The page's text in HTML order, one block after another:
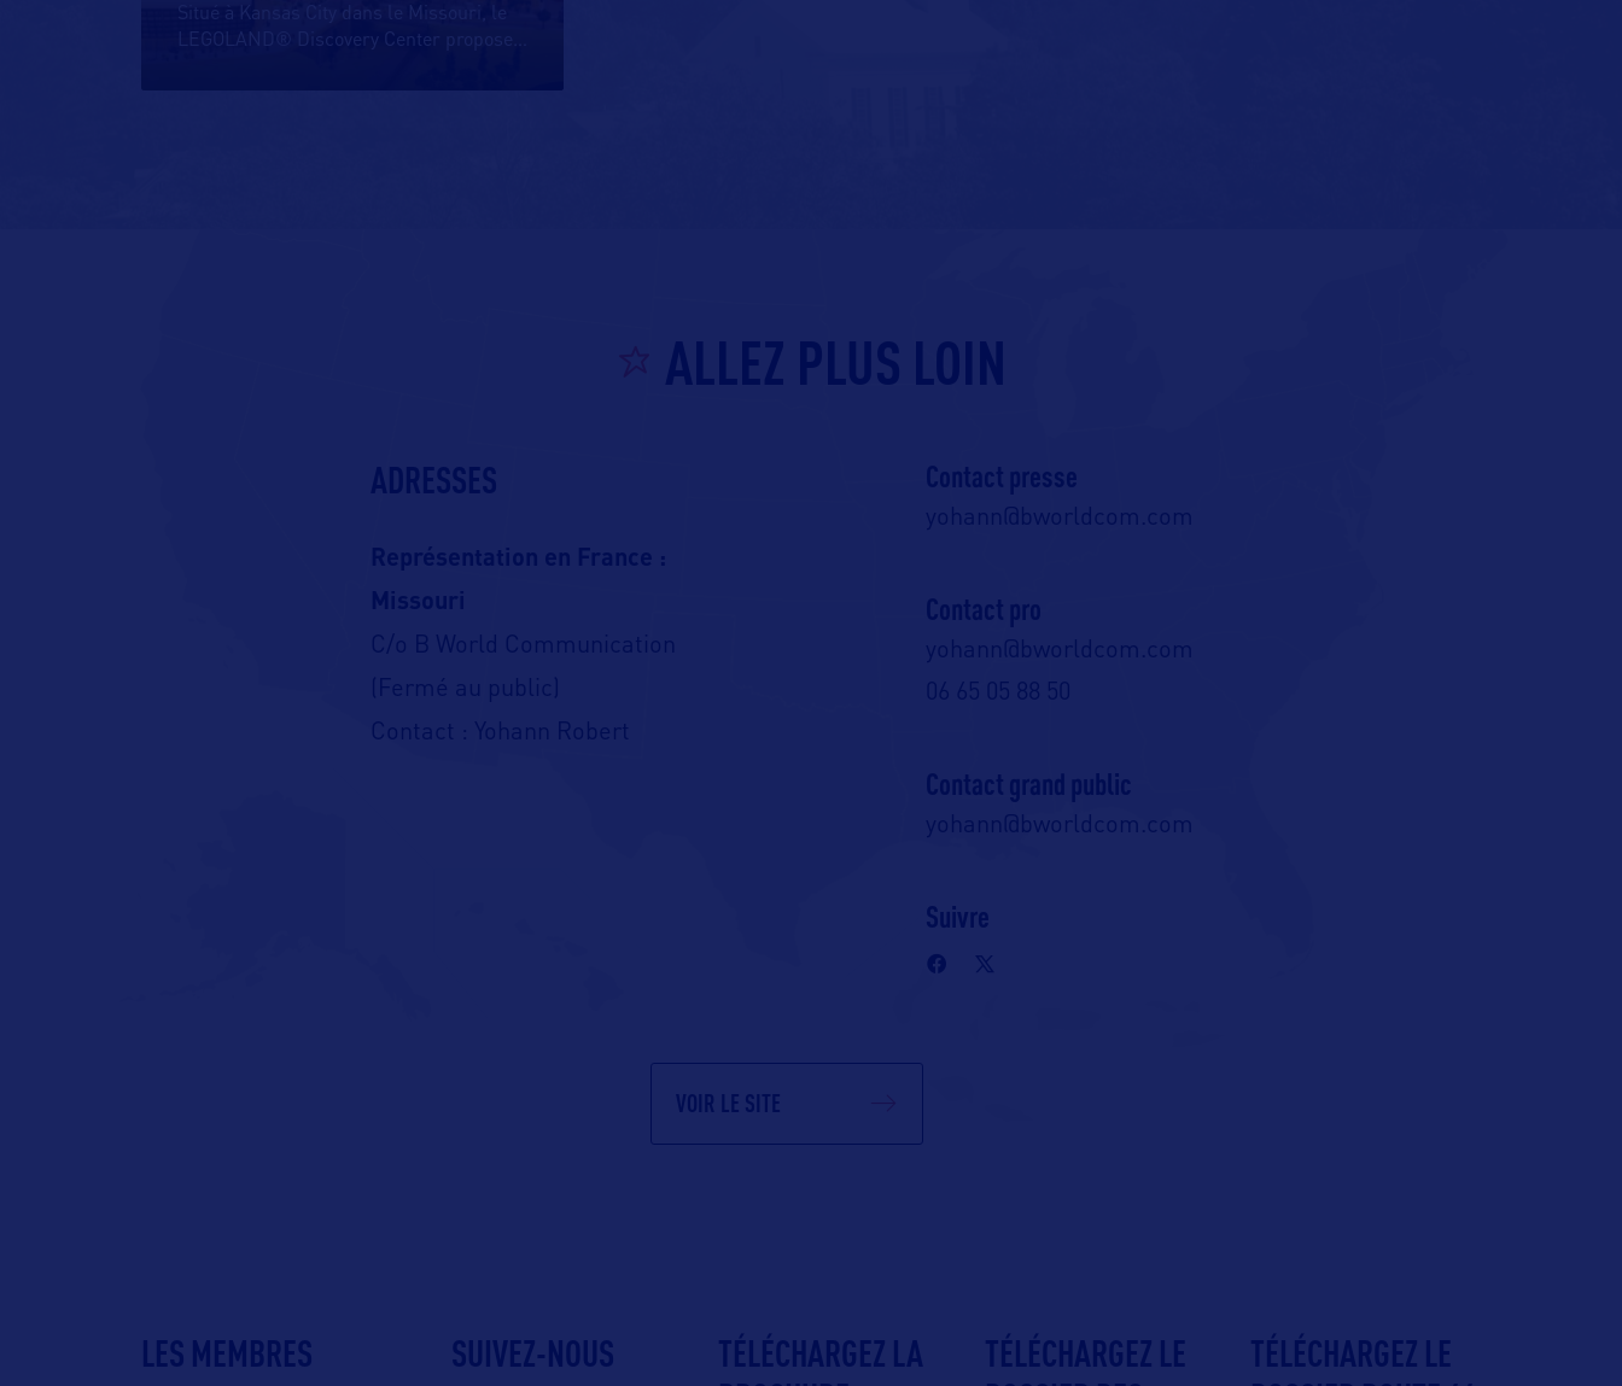
Situé à Kansas City dans le Missouri, le
LEGOLAND® Discovery Center propose
ALLEZ PLUS LOIN
ADRESSES
Représentation en France :
C/o B World Communication
Contact : Yohann Robert
Contact presse
yohann@bworldcom.com
Contact pro
yohann@bworldcom.com
06 65 05 88 50
Contact grand public
yohann@bworldcom.com
Suivre
VOIR LE SITE
LES MEMBRES SUIVEZ-NOUS
TÉLÉCHARGEZ LA
TÉLÉCHARGEZ LE
TÉLÉCHARGEZ LE